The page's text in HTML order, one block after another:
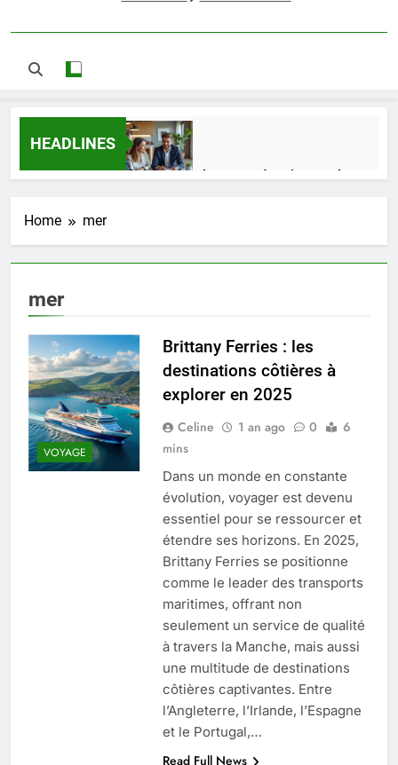
HEADLINES
Guide complet pour réussir un achat
Quel est le salaire de Myriam Seurat en
2025 ?
4 Mois Ago
Okrami : comprendre ses
fonctionnalités clés et avantages
4 Mois Ago
Découvrez notre test d’orientation
gratuit spécialement conçu pour
collégiens et lycéens
4 Mois Ago
Liste complète des marques
rezoactif.com à connaître en 2025
4 Mois Ago
Home mer
mer
VOYAGE
Brittany Ferries : les
destinations côtières à
explorer en 2025
Celine 1 an ago 0
6
mins
Dans un monde en constante
évolution, voyager est devenu
essentiel pour se ressourcer et
étendre ses horizons. En 2025,
Brittany Ferries se positionne
comme le leader des transports
maritimes, offrant non
seulement un service de qualité
à travers la Manche, mais aussi
une multitude de destinations
côtières captivantes. Entre
l’Angleterre, l’Irlande, l’Espagne
et le Portugal,…
Read Full News